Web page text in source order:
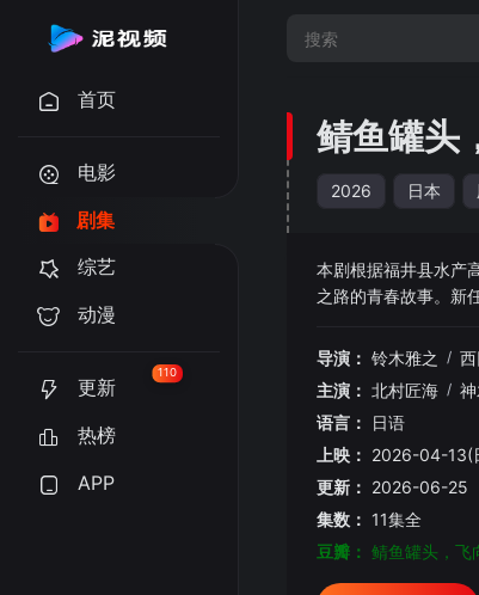
首页
电影
剧集
综艺
动漫
更新
110
热榜
APP
鲭鱼罐头
2026 日本
本剧根据福井县水产
之路的青春故事。新
认证并送上国际空间
导演： 铃木雅之 /
主演： 北村匠海 /
语言：
日语
上映： 2026-04-13(
更新： 2026-06-25
集数： 11集全
豆瓣： 鲭鱼罐头，飞